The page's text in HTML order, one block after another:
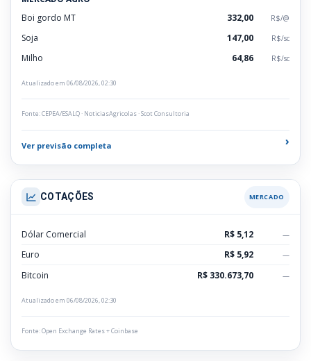
Boi gordo MT
332,00 R$/@
Soja 147,00 R$/sc
Milho 64,86 R$/sc
Atualizado em 06/08/2026, 02:30
Fonte: CEPEA/ESALQ · NoticiasAgricolas · Scot Consultoria
Ver previsão completa ›
COTAÇÕES MERCADO
Dólar Comercial R$ 5,12 —
Euro R$ 5,92 —
Bitcoin R$ 330.673,70 —
Atualizado em 06/08/2026, 02:30
Fonte: Open Exchange Rates + Coinbase